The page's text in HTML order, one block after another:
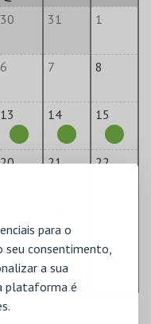
para o
consentimento,
a sua
plataforma é
30 31 1
6 7 8
13 14 15
20 21 22
3 4 5